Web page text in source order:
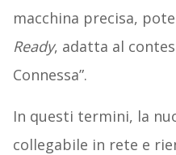
macchina precisa,
Ready, adatta al
Connessa”.
In questi termini, la
collegabile in rete e